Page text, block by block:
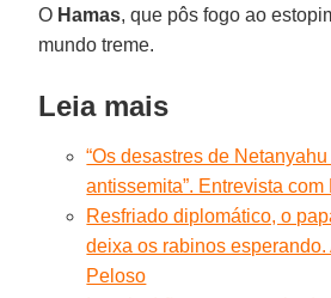
O Hamas, que pôs fogo ao
mundo treme.
Leia mais
“Os desastres de
antissemita”. Entrevista
Resfriado diplomático, o
deixa os rabinos
Peloso